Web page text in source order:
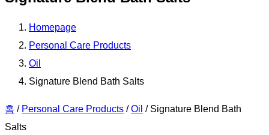
Homepage
Personal Care Products
Oil
Signature Blend Bath Salts
홈 / Personal Care Products /Oil / Signature Blend Bath
Salts